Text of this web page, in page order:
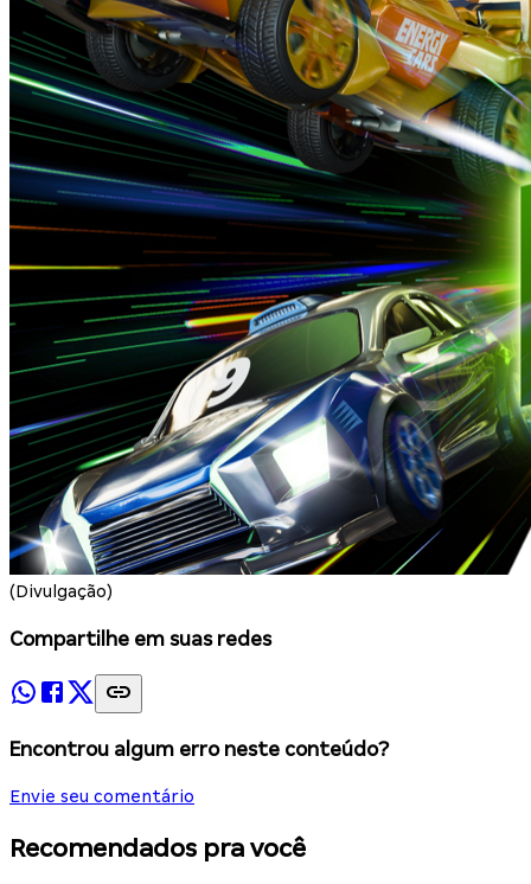
(Divulgação)
Compartilhe em suas redes
Encontrou algum erro neste conteúdo?
Envie seu comentário
Recomendados pra você